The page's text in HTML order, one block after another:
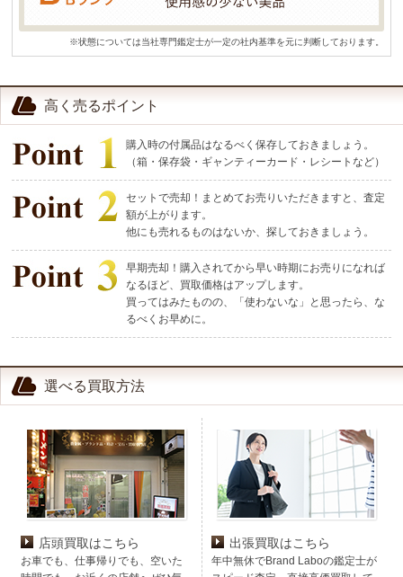
※状態については当社専門鑑定士が一定の社内基準を元に判断しております。
高く売るポイント
購入時の付属品はなるべく保存しておきましょう。
（箱・保存袋・ギャンティーカード・レシートなど）
セットで売却！まとめてお売りいただきますと、査定
額が上がります。
他にも売れるものはないか、探しておきましょう。
早期売却！購入されてから早い時期にお売りになれば
なるほど、買取価格はアップします。
買ってはみたものの、「使わないな」と思ったら、な
るべくお早めに。
選べる買取方法
店頭買取はこちら
お車でも、仕事帰りでも、空いた
出張買取はこちら
年中無休でBrand Laboの鑑定士が